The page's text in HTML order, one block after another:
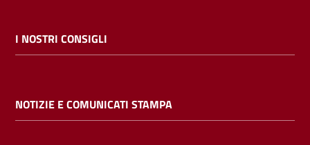
bibliotecario
I NOSTRI CONSIGLI
NOTIZIE E COMUNICATI STAMPA